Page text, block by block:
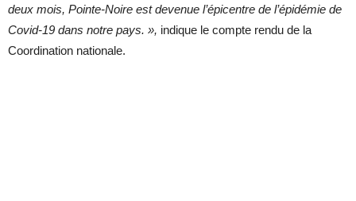
deux mois, Pointe-Noire est devenue l’épicentre de l’épidémie de
Covid-19 dans notre pays. », indique le compte rendu de la
Coordination nationale.